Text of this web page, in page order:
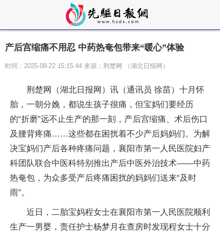
产后宫缩痛不用忍 中药热奄包带来“暖心”体验
时间：2025-08-22 15:15:44 来源：荆楚网 ​（湖北日报网）
荆楚网（湖北日报网）讯（通讯员 徐苗）十月怀
胎，一朝分娩，都说生孩子很痛，但宝妈们要经历
的“折磨”远不止生产的那一刻，产后宫缩痛、术后伤口
及腰背疼痛……这些都在困扰着不少产后妈妈们。为解
决宝妈们产后各种疼痛问题，襄阳市第一人民医院妇产
科团队联合中医科特别推出产后中医外治技术——中药
热奄包，为众多受产后疼痛困扰的妈妈们送来“及时
雨”。
近日，二胎宝妈程女士在襄阳市第一人民医院顺利
生产一男婴，责任护士杨梦月在查房时发现程女士十分